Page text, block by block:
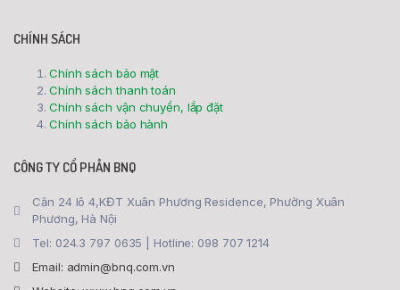
CHÍNH SÁCH
Chính sách bảo mật
Chính sách thanh toán
Chính sách vận chuyển, lắp đặt
Chính sách bảo hành
CÔNG TY CỔ PHẦN BNQ
Căn 24 lô 4,KĐT Xuân Phương Residence, Phường Xuân
Phương, Hà Nội
Tel: 024.3 797 0635 | Hotline: 098 707 1214
Email: admin@bnq.com.vn